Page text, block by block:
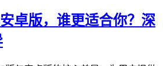
卓版，谁更适合你？深